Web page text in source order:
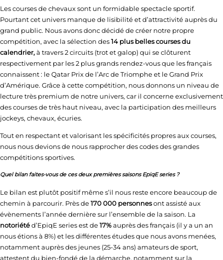
Les courses de chevaux sont un formidable spectacle sportif.
Pourtant cet univers manque de lisibilité et d’attractivité auprès du
grand public. Nous avons donc décidé de créer notre propre
compétition, avec la sélection des14 plus belles courses du
calendrier,à travers 2 circuits (trot et galop) qui se clôturent
respectivement par les 2 plus grands rendez-vous que les français
connaissent : le Qatar Prix de l’Arc de Triomphe et le Grand Prix
d’Amérique. Grâce à cette compétition, nous donnons un niveau de
lecture très premium de notre univers, car il concerne exclusivement
des courses de très haut niveau, avec la participation des meilleurs
jockeys, chevaux, écuries.
Tout en respectant et valorisant les spécificités propres aux courses,
nous nous devions de nous rapprocher des codes des grandes
compétitions sportives.
Quel bilan faites-vous de ces deux premières saisons EpiqE series ?
Le bilan est plutôt positif même s’il nous reste encore beaucoup de
chemin à parcourir. Près de170 000 personnesont assisté aux
évènements l’année dernière sur l’ensemble de la saison. La
notoriétéd’EpiqE series est de17%auprès des français (il y a un an
nous étions à 8%) et les différentes études que nous avons menées,
notamment auprès des jeunes (25-34 ans) amateurs de sport,
attestent du bien-fondé de la démarche, notamment sur la